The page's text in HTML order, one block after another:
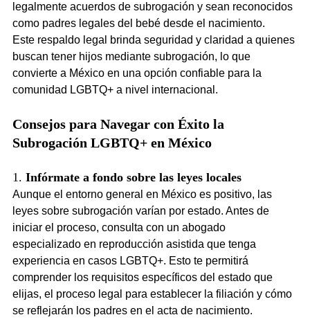
legalmente acuerdos de subrogación y sean reconocidos
como padres legales del bebé desde el nacimiento.
Este respaldo legal brinda seguridad y claridad a quienes
buscan tener hijos mediante subrogación, lo que
convierte a México en una opción confiable para la
comunidad LGBTQ+ a nivel internacional.
Consejos para Navegar con Éxito la
Subrogación LGBTQ+ en México
1. Infórmate a fondo sobre las leyes locales
Aunque el entorno general en México es positivo, las
leyes sobre subrogación varían por estado. Antes de
iniciar el proceso, consulta con un abogado
especializado en reproducción asistida que tenga
experiencia en casos LGBTQ+. Esto te permitirá
comprender los requisitos específicos del estado que
elijas, el proceso legal para establecer la filiación y cómo
se reflejarán los padres en el acta de nacimiento.